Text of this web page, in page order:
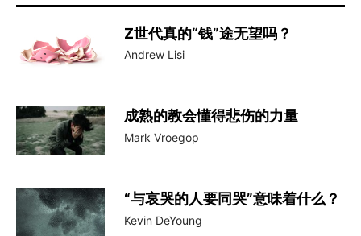
Z世代真的“钱”途无望吗？
Andrew Lisi
成熟的教会懂得悲伤的力量
Mark Vroegop
“与哀哭的人要同哭”意味着什么？
Kevin DeYoung